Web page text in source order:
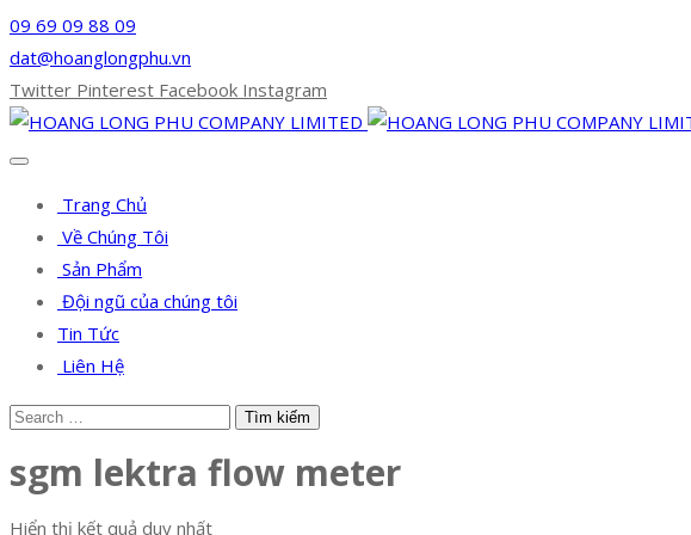
09 69 09 88 09
dat@hoanglongphu.vn
Twitter Pinterest Facebook Instagram
Trang Chủ
Về Chúng Tôi
Sản Phẩm
Đội ngũ của chúng tôi
Tin Tức
Liên Hệ
sgm lektra flow meter
Hiển thị kết quả duy nhất